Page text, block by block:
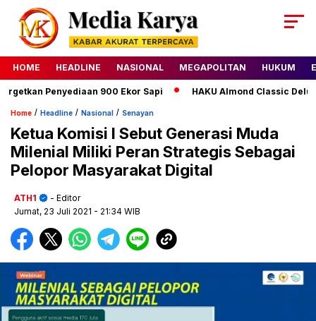
HOME HEADLINE NASIONAL MEGAPOLITAN HUKUM
Penyediaan 900 Ekor Sapi HAKU Almond Classic Deluxe
Home / Headline / Nasional / Senayan
Ketua Komisi I Sebut Generasi Muda
Milenial Miliki Peran Strategis Sebagai
Pelopor Masyarakat Digital
ATH1
- Editor
Jumat, 23 Juli 2021 - 21:34 WIB